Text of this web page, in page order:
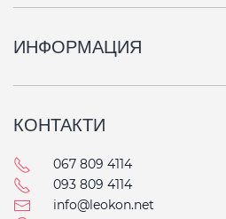
ИНФОРМАЦИЯ
КОНТАКТИ
067 809 4114
093 809 4114
info@leokon.net